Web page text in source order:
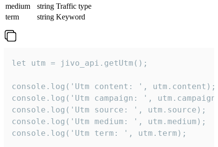
medium
string Traffic type
term
string Keyword
let utm = jivo_api.getUtm();
console.log('Utm content: ', utm.content);
console.log('Utm campaign: ',
console.log('Utm source: ', utm.source);
console.log('Utm medium: ', utm.medium);
console.log('Utm term: ', utm.term);